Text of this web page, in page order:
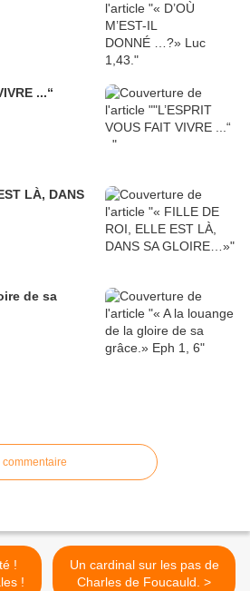
LÀ, DANS
de sa
!
Un cardinal sur les pas de
Charles de Foucauld. >